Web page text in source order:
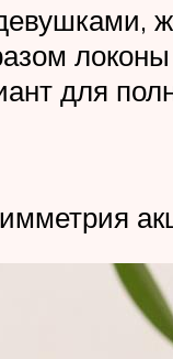
для